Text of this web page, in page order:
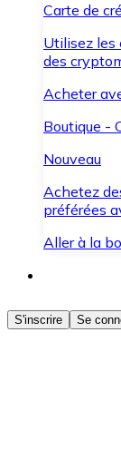
Carte de
Utilisez les
des
Acheter
Boutique -
Nouveau
Achetez
préférées
Aller à la
Acheter
Achetez
S'inscrire Se